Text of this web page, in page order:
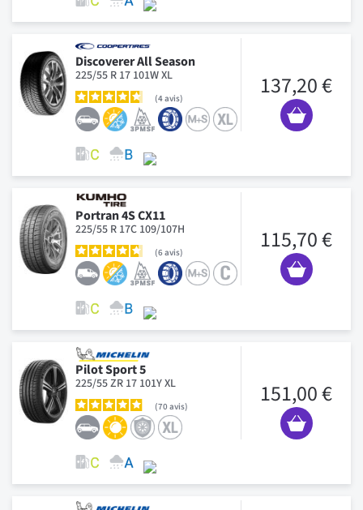
Discoverer All Season
225/55 R 17 101W XL
4avis 137,20 €
Portran 4S CX11
225/55 R 17C 109/107H
6avis 115,70 €
Pilot Sport 5
225/55 ZR 17 101Y XL
70avis 151,00 €